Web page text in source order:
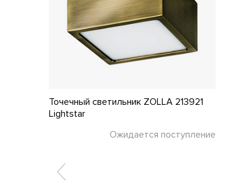
Точечный светильник ZOLLA 213921
Lightstar
Ожидается поступление